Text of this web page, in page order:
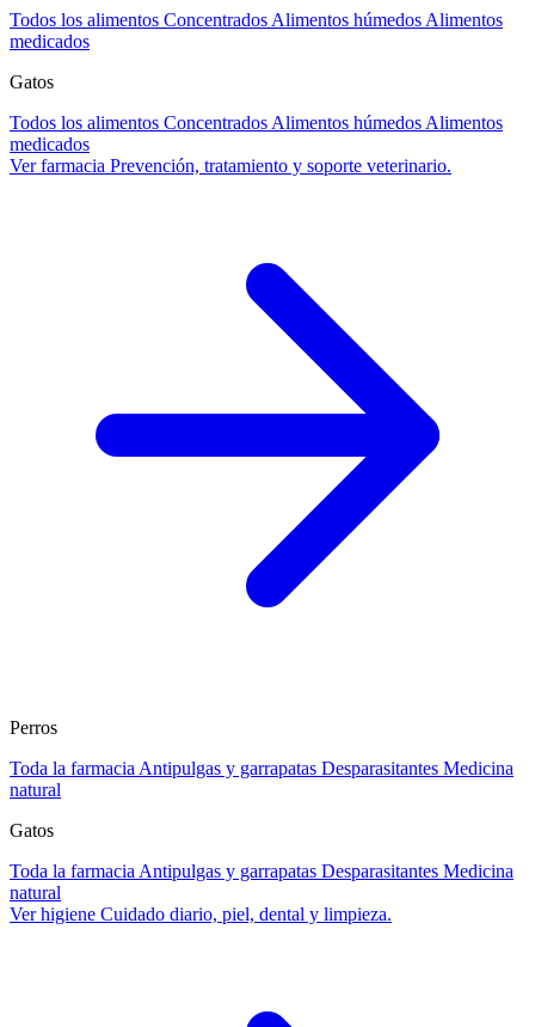
Todos los alimentos Concentrados Alimentos húmedos Alimentos
medicados
Gatos
Todos los alimentos Concentrados Alimentos húmedos Alimentos
medicados
Ver farmacia Prevención, tratamiento y soporte veterinario.
Perros
Toda la farmacia Antipulgas y garrapatas Desparasitantes Medicina
natural
Gatos
Toda la farmacia Antipulgas y garrapatas Desparasitantes Medicina
natural
Ver higiene Cuidado diario, piel, dental y limpieza.